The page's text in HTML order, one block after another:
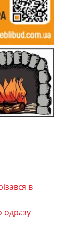
в
одразу